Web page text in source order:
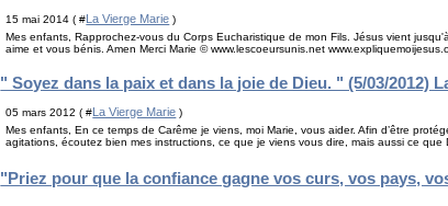
15 mai 2014 ( #La Vierge Marie )
Mes enfants, Rapprochez-vous du Corps Eucharistique de mon Fils. Jésus vient
aime et vous bénis. Amen Merci Marie © www.lescoeursunis.net
" Soyez dans la paix et dans la joie de Dieu. " (5/03/2012)
05 mars 2012 ( # La Vierge Marie )
Mes enfants, En ce temps de Carême je viens, moi Marie, vous aider. Afin d’être
agitations, écoutez bien mes instructions, ce que je viens vous dire, mais aussi ce que
"Priez pour que la confiance gagne vos curs, vos pays,